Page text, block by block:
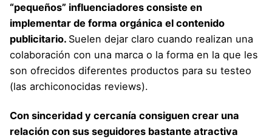
“pequeños” influenciadores consiste en
implementar de forma orgánica el contenido
publicitario. Suelen dejar claro cuando realizan una
colaboración con una marca o la forma en la que les
son ofrecidos diferentes productos para su testeo
(las archiconocidas reviews).
Con sinceridad y cercanía consiguen crear una
relación con sus seguidores bastante atractiva